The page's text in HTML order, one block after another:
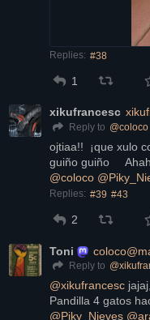
Replies: #38
1
xikufrancesc
Reply to @coloco
ojtiaa!!  ¡que xulo
guiño guiño
@coloco @
Replies: #39 #43
2
Toni
Reply to @
@xikufrancesc
Pandilla 4 gatos
@Piky_Nieves @